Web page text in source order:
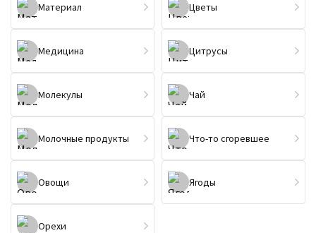
Материал
Медицина
Молекулы
Молочные продукты
Овощи
Орехи
Цветы
Цитрусы
Чай
Что-то сгоревшее
Ягоды